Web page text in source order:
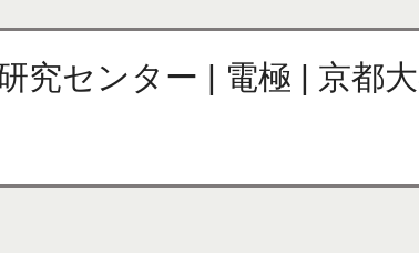
究センター | 電極 | 京都